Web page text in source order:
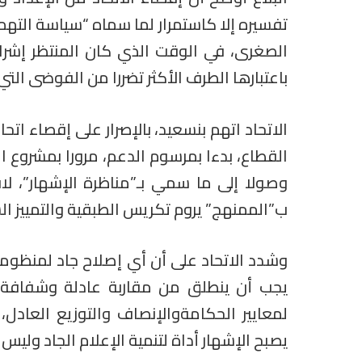
تفسيره إلا كاستمرار لما سماه “سياسة
الصغرى، في الوقت الذي كان المنتظر
باعتبارها الطرف الأكثر تضررا من الفوضى
الاتحاد اتهم بنسعيد، بالإصرار على
القطاع، بدءا بمرسوم الدعم، مرورا
وصولا إلى ما سمي بـ”مناظرة
ب”الممنهج” يروم تكريس الطبقية
وشدد الاتحاد على أن أي إصلاح جاد
يجب أن ينطلق من مقاربة عادلة
لمعايير الحكامةوالإنصاف والتوزيع
يصبح الإشهار أداة لتنمية الإعلام الجاد